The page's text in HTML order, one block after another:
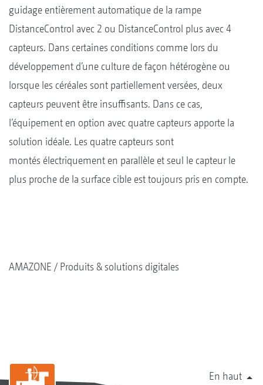
guidage entièrement automatique de la rampe
DistanceControl avec 2 ou DistanceControl plus avec 4
capteurs. Dans certaines conditions comme lors du
développement d’une culture de façon hétérogène ou
lorsque les céréales sont partiellement versées, deux
capteurs peuvent être insuffisants. Dans ce cas,
l’équipement en option avec quatre capteurs apporte la
solution idéale. Les quatre capteurs sont
montés électriquement en parallèle et seul le capteur le
plus proche de la surface cible est toujours pris en compte.
AMAZONE Produits & solutions digitales
En haut